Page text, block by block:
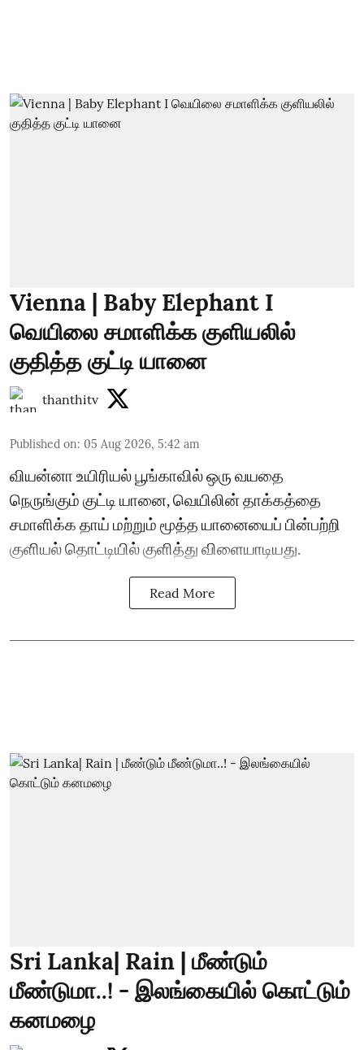
Vienna | Baby Elephant I
வெயிலை சமாளிக்க குளியலில்
குதித்த குட்டி யானை
thanthitv
Published on: 05 Aug 2026, 5:42 am
வியன்னா உயிரியல் பூங்காவில் ஒரு வயதை
நெருங்கும் குட்டி யானை, வெயிலின் தாக்கத்தை
சமாளிக்க தாய் மற்றும் மூத்த யானையைப் பின்பற்றி
குளியல் தொட்டியில் குளித்து விளையாடியது.
Read More
Sri Lanka| Rain | மீண்டும்
மீண்டுமா..! - இலங்கையில் கொட்டும்
கனமழை